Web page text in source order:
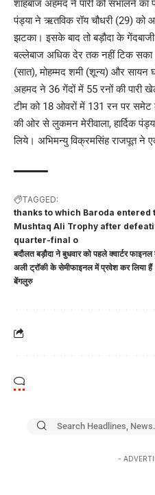
शाहबाज अहमद ने पारी को संभालने का
पंड्या ने ऋतविक रॉय चौधरी (29) को
झटका। इसके बाद तो बड़ौदा के
बल्लेबाज अधिक देर तक नहीं टिक
(सात), मोहम्मद शमी (शून्य) और
अहमद ने 36 गेंदों में 55 रनों की पारी
टीम को 18 ओवरों में 131 रन पर समेट
की ओर से लुकमन मेरीवाला, हार्दिक
लिये। अभिमन्‍यु विक्रमसिंह राजपूत ने
TAGGED:
thanks to which Baroda entered
Mushtaq Ali Trophy after
quarter-final o
बदौलत बड़ौदा ने बुधवार को पहले क्वार्टर
अली ट्रॉकी के सेमीफाइनल में प्रवेश कर
बेंगलुरु
-